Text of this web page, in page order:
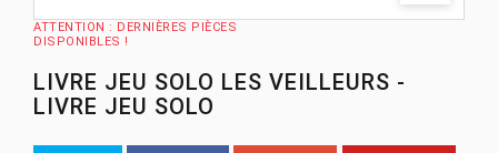
ATTENTION : DERNIÈRES PIÈCES
DISPONIBLES !
LIVRE JEU SOLO LES VEILLEURS -
LIVRE JEU SOLO